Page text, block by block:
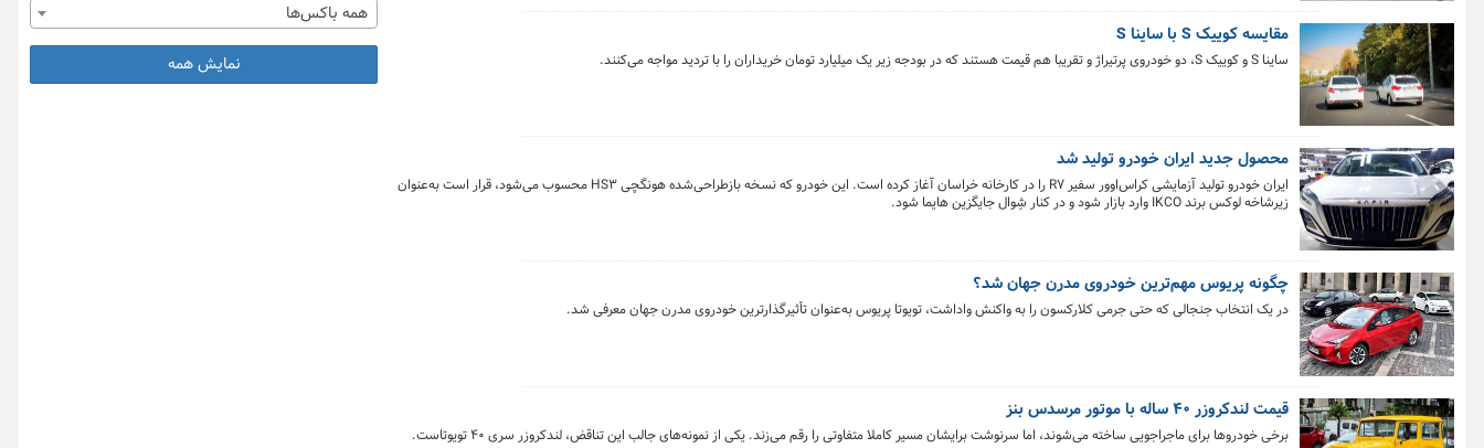
مقایسه کوییک S با ساینا S
ساینا S و کوییک S، دو خودروی پرتیراژ و تقریبا هم قیمت هستند که در بودجه زیر یک میلیارد تومان خریداران را با تردید مواجه می‌کنند.
محصول جدید ایران خودرو تولید شد
ایران خودرو تولید آزمایشی کراس‌اوور سفیر R۷ را در کارخانه خراسان آغاز کرده است. این خودرو که نسخه بازطراحی‌شده هونگچی HS۳ محسوب می‌شود، قرار است به‌عنوان
زیرشاخه لوکس برند IKCO وارد بازار شود و در کنار شِوال جایگزین هایما شود.
چگونه پریوس مهم‌ترین خودروی مدرن جهان شد؟
در یک انتخاب جنجالی که حتی جرمی کلارکسون را به واکنش واداشت، تویوتا پریوس به‌عنوان تأثیرگذارترین خودروی مدرن جهان معرفی شد.
قیمت لندکروزر ۴۰ ساله با موتور مرسدس بنز
برخی خودروها برای ماجراجویی ساخته می‌شوند، اما سرنوشت برایشان مسیر کاملا متفاوتی را رقم می‌زند. یکی از نمونه‌های جالب این تناقض، لندکروزر سری ۴۰ تویوتاست.
همه باکس‌ها
نمایش همه